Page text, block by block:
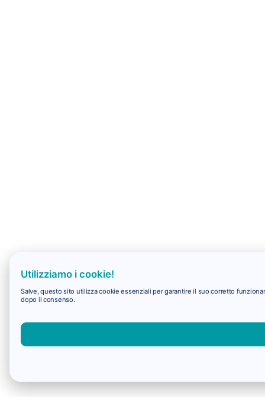
Utilizziamo i cookie!
Salve, questo sito utilizza cookie essenziali per garantire il suo corretto
dopo il consenso.